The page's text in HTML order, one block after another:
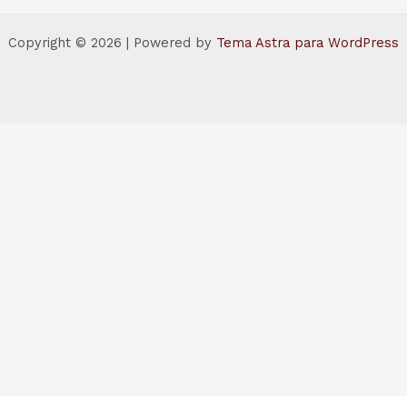
Copyright © 2026 | Powered by Tema Astra para WordPress